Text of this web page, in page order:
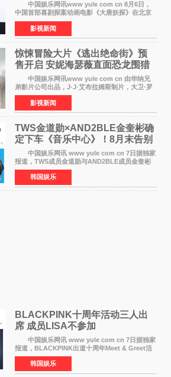
中国娱乐网讯www yule com cn 8月6日，
中国首部喜剧探案动画电影《大唐妖探》在北京
举办电影首映礼。导演程腾、联合导演黄珉、总
制片人曹紫建、制片人李莹莹，配音导演张喆，
对白指导程寅，领
影视新闻
惊悚冒险大片《逃出绝命街》预
售开启 安妮海瑟薇直面恐龙围猎
中国娱乐网讯www yule com cn 由华纳兄
弟影片公司出品，J·J·艾布拉姆斯制片，大卫·罗
伯特·米切尔执导，好莱坞巨星安妮·海瑟薇和伊万
·麦克格雷格领衔主演的2026暑期惊悚冒险大片
《逃出绝
影视新闻
TWS金道勋×AND2BLE金奎彬确
定下车《音乐中心》！8月末告别
MC席位
中国娱乐网讯 www yule com cn 7日据独家
报道，TWS成员金道勋与AND2BLE成员金奎彬
将于8月离开《音乐中心》MC的位置。 金道
勋与金奎彬于去年3月与H2H A-NA一起被选为
《音乐中心》MC，约1
韩国娱乐
BLACKPINK十周年活动三人出
席 成员LISA不参加
中国娱乐网讯 www yule com cn 7日据独家
报道，BLACKPINK出道十周年Meet & Greet活
动将由智秀、ROS&Eacute;、JENNIE出席，
LISA将缺席。 此前BLACKPINK所属社YG并
未为组合出道十周年做
韩国娱乐